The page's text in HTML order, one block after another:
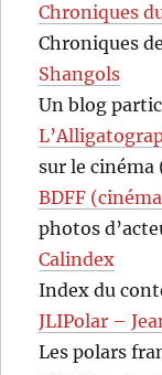
Chroniques
Chroniques
Shangols
Un blog
sur le
BDFF
photos
Calindex
Index du
JLIPolar –
Les polars